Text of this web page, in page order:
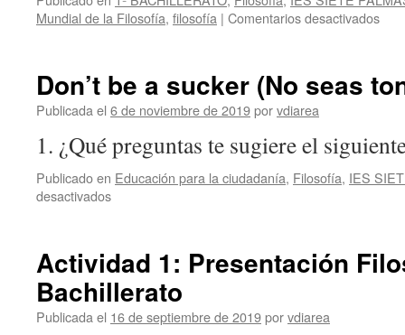
Mundial de la Filosofía, filosofía | Comentarios desactivadosen
la
Don’t be a sucker (No seas
Publicada el 6 de noviembre de 2019porvdiarea
1. ¿Qué preguntas te sugiere el
Publicado en Educación para la ciudadanía, Filosofía, IES
desactivadosen
sucker
(No
seas
tonto)
Actividad 1: Presentación
Bachillerato
Publicada el 16 de septiembre de 2019porvdiarea